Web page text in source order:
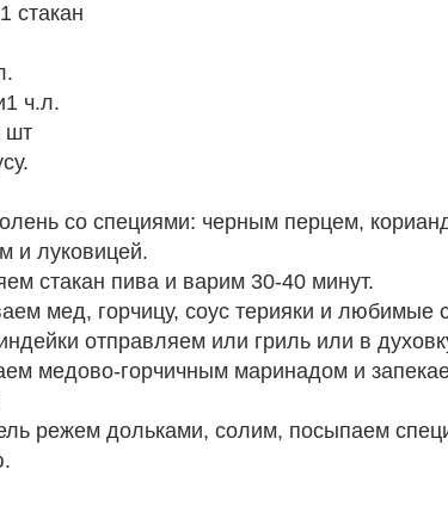
стакан
ч.л.
шт
со специями: черным перцем,
и луковицей.
стакан пива и варим 30-40 минут.
мед, горчицу, соус терияки и любимые
отправляем или гриль или в
медово-горчичным маринадом и
режем дольками, солим, посыпаем